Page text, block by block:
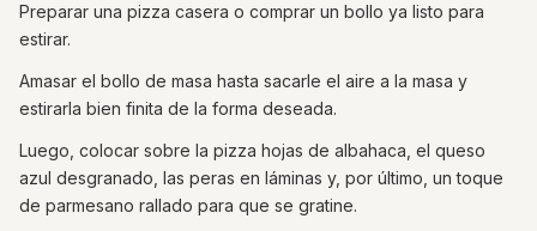
Preparar una pizza casera o comprar un bollo ya listo para
estirar.
Amasar el bollo de masa hasta sacarle el aire a la masa y
estirarla bien finita de la forma deseada.
Luego, colocar sobre la pizza hojas de albahaca, el queso
azul desgranado, las peras en láminas y, por último, un toque
de parmesano rallado para que se gratine.